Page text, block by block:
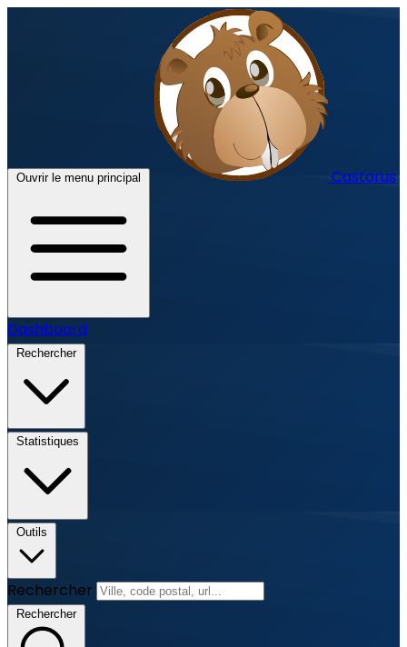
Ouvrir le menu principal Castorus
Dashboard
Rechercher
Statistiques
Outils
Rechercher
Rechercher